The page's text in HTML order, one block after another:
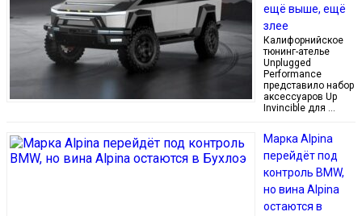
ещё выше, ещё
злее
Калифорнийское
тюнинг-ателье
Unplugged
Performance
представило набор
аксессуаров Up
Invincible для …
Марка Alpina
перейдёт под
контроль BMW,
но вина Alpina
остаются в